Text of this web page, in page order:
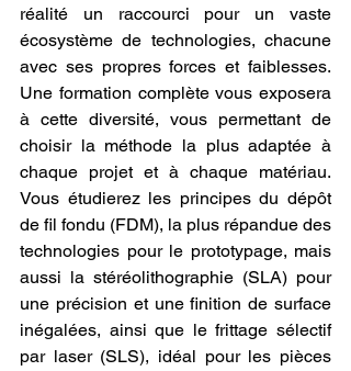
réalité un raccourci pour un vaste
écosystème de technologies, chacune
avec ses propres forces et faiblesses.
Une formation complète vous exposera
à cette diversité, vous permettant de
choisir la méthode la plus adaptée à
chaque projet et à chaque matériau.
Vous étudierez les principes du dépôt
de fil fondu (FDM), la plus répandue des
technologies pour le prototypage, mais
aussi la stéréolithographie (SLA) pour
une précision et une finition de surface
inégalées, ainsi que le frittage sélectif
par laser (SLS), idéal pour les pièces